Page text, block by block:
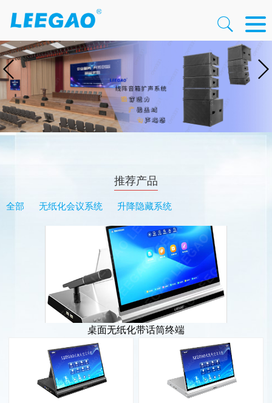
推荐产品
全部 无纸化会议系统 升降隐藏系统
桌面无纸化带话筒终端